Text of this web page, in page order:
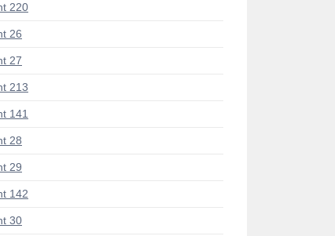
220
26
27
213
141
28
29
142
30